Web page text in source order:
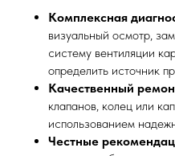
Комплексная
визуальный осмотр,
систему вентиляции
определить источник
Качественный
клапанов, колец или
использованием
Честные